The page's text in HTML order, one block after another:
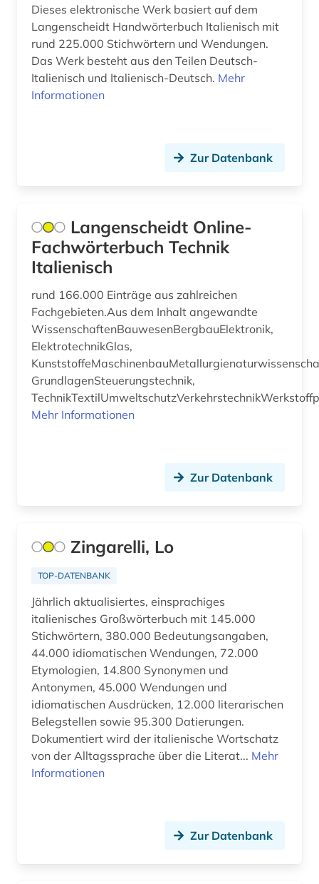
norwegisch (2)
nährmittelindustrie (1)
online-publikation (1)
portugiesisch (10)
quelle (3)
reiseverkehrsgeographie (1)
romanische sprachen und literaturen (1)
russisch (12)
sardinisch (1)
spanisch (23)
sprachpraxis (12)
sprachwissenschaft (8)
synonym (1)
technik (1)
thailändisch (1)
tourismus (1)
Dieses elektronische Werk basiert auf dem
Langenscheidt Handwörterbuch Italienisch mit
rund 225.000 Stichwörtern und Wendungen.
Das Werk besteht aus den Teilen Deutsch-
Italienisch und Italienisch-Deutsch. Mehr
Informationen
Zur Datenbank
Langenscheidt Online-
Fachwörterbuch Technik
Italienisch
rund 166.000 Einträge aus zahlreichen
Fachgebieten.Aus dem Inhalt angewandte
WissenschaftenBauwesenBergbauElektronik,
ElektrotechnikGlas,
GrundlagenSteuerungstechnik,
Mehr Informationen
Zur Datenbank
Zingarelli, Lo
TOP-DATENBANK
Jährlich aktualisiertes, einsprachiges
italienisches Großwörterbuch mit 145.000
Stichwörtern, 380.000 Bedeutungsangaben,
44.000 idiomatischen Wendungen, 72.000
Etymologien, 14.800 Synonymen und
Antonymen, 45.000 Wendungen und
idiomatischen Ausdrücken, 12.000 literarischen
Belegstellen sowie 95.300 Datierungen.
Dokumentiert wird der italienische Wortschatz
von der Alltagssprache über die Literat... Mehr
Informationen
Zur Datenbank